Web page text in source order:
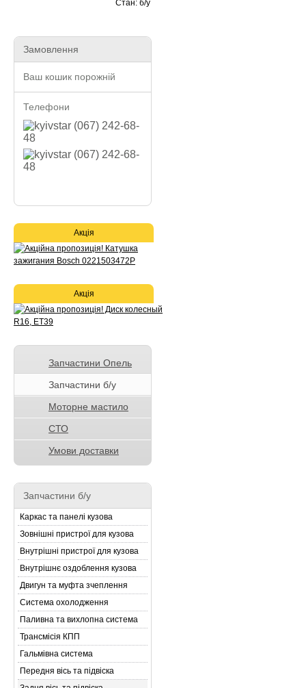
Стан: б/у
Замовлення
Ваш кошик порожній
Телефони
(067) 242-68-
48
(067) 242-68-
48
Акція
Акція
Запчастини Опель
Запчастини б/у
Моторне мастило
СТО
Умови доставки
Запчастини б/у
Каркас та панелі кузова
Зовнішні пристрої для кузова
Внутрішні пристрої для кузова
Внутрішнє оздоблення кузова
Двигун та муфта зчеплення
Система охолодження
Паливна та вихлопна система
Трансмісія КПП
Гальмівна система
Передня вісь та підвіска